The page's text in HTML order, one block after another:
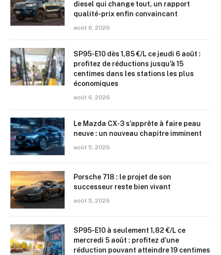
diesel qui change tout, un rapport
qualité-prix enfin convaincant
août 6, 2026
SP95-E10 dès 1,85 €/L ce jeudi 6 août :
profitez de réductions jusqu’à 15
centimes dans les stations les plus
économiques
août 6, 2026
Le Mazda CX-3 s’apprête à faire peau
neuve : un nouveau chapitre imminent
août 5, 2026
Porsche 718 : le projet de son
successeur reste bien vivant
août 5, 2026
SP95-E10 à seulement 1,82 €/L ce
mercredi 5 août : profitez d’une
réduction pouvant atteindre 19 centimes